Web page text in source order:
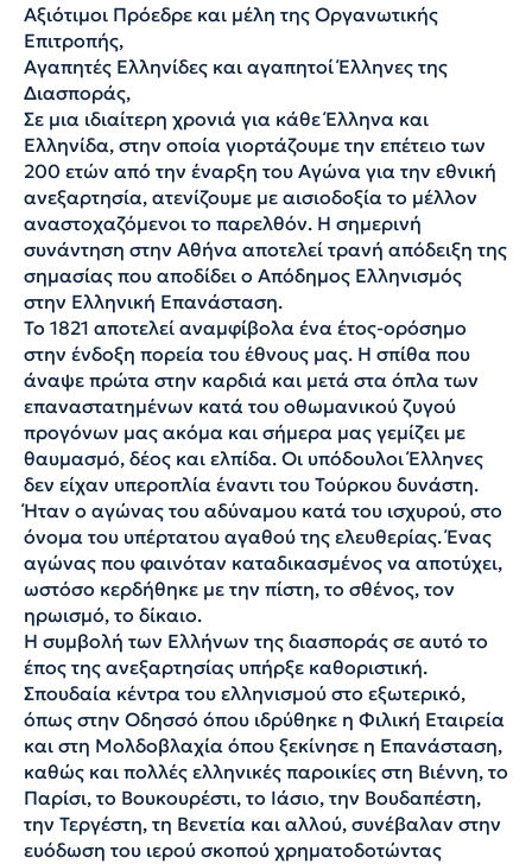
Αξιότιμοι Πρόεδρε και μέλη της Οργανωτικής
Επιτροπής,
Αγαπητές Ελληνίδες και αγαπητοί Έλληνες της
Διασποράς,
Σε μια ιδιαίτερη χρονιά για κάθε Έλληνα και
Ελληνίδα, στην οποία γιορτάζουμε την επέτειο των
200 ετών από την έναρξη του Αγώνα για την εθνική
ανεξαρτησία, ατενίζουμε με αισιοδοξία το μέλλον
αναστοχαζόμενοι το παρελθόν. Η σημερινή
συνάντηση στην Αθήνα αποτελεί τρανή απόδειξη της
σημασίας που αποδίδει ο Απόδημος Ελληνισμός
στην Ελληνική Επανάσταση.
Το 1821 αποτελεί αναμφίβολα ένα έτος-ορόσημο
στην ένδοξη πορεία του έθνους μας. Η σπίθα που
άναψε πρώτα στην καρδιά και μετά στα όπλα των
επαναστατημένων κατά του οθωμανικού ζυγού
προγόνων μας ακόμα και σήμερα μας γεμίζει με
θαυμασμό, δέος και ελπίδα. Οι υπόδουλοι Έλληνες
δεν είχαν υπεροπλία έναντι του Τούρκου δυνάστη.
Ήταν ο αγώνας του αδύναμου κατά του ισχυρού, στο
όνομα του υπέρτατου αγαθού της ελευθερίας. Ένας
αγώνας που φαινόταν καταδικασμένος να αποτύχει,
ωστόσο κερδήθηκε με την πίστη, το σθένος, τον
ηρωισμό, το δίκαιο.
Η συμβολή των Ελλήνων της διασποράς σε αυτό το
έπος της ανεξαρτησίας υπήρξε καθοριστική.
Σπουδαία κέντρα του ελληνισμού στο εξωτερικό,
όπως στην Οδησσό όπου ιδρύθηκε η Φιλική Εταιρεία
και στη Μολδοβλαχία όπου ξεκίνησε η Επανάσταση,
καθώς και πολλές ελληνικές παροικίες στη Βιέννη, το
Παρίσι, το Βουκουρέστι, το Ιάσιο, την Βουδαπέστη,
την Τεργέστη, τη Βενετία και αλλού, συνέβαλαν στην
ευόδωση του ιερού σκοπού χρηματοδοτώντας